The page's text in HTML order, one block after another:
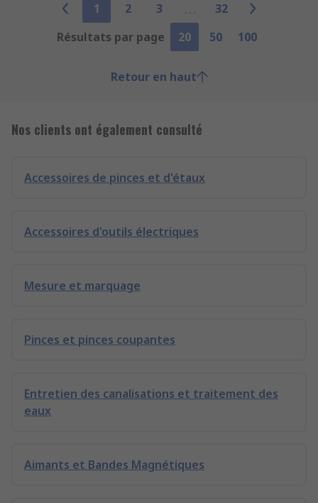
1 2 3
32
Résultats par page
20 50 100
Retour en haut
Nos clients ont également consulté
Accessoires de pinces et d'étaux
Accessoires d'outils électriques
Mesure et marquage
Pinces et pinces coupantes
Entretien des canalisations et traitement des
eaux
Aimants et Bandes Magnétiques